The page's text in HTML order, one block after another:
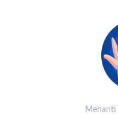
Menanti